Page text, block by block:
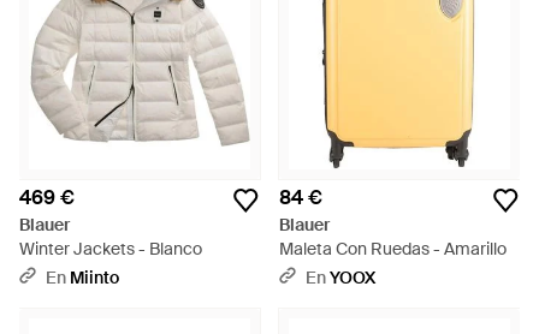
469 €
Blauer
Winter Jackets - Blanco
En Miinto
84 €
Blauer
Maleta Con Ruedas - Amarillo
EnYOOX